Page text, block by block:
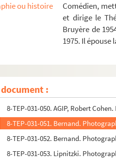
ou histoire
Comédien,
et dirige le
Bruyère de
1975. Il épouse
:
Les caprices de Belise (1962)
Bastien und Bastienne, O mestre de
Irma la douce (1962)
pomme, pomme (1962)
8-TEP-031-050. AGIP, Robert
8-TEP-031-051. Bernand.
8-TEP-031-052. Bernand.
8-TEP-031-053. Lipnitzki.